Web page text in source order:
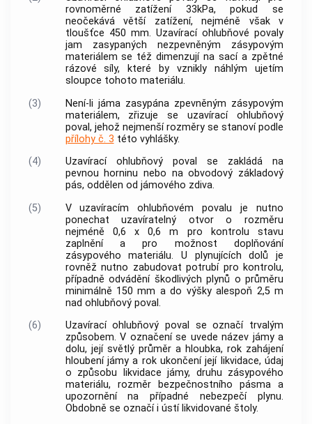
rovnoměrné zatížení 33kPa, pokud se
neočekává větší zatížení, nejméně však v
tloušťce 450 mm. Uzavírací ohlubňové povaly
jam zasypaných nezpevněným zásypovým
materiálem se též dimenzují na sací a zpětné
rázové síly, které by vznikly náhlým ujetím
sloupce tohoto materiálu.
(3)
Není-li jáma zasypána zpevněným zásypovým
materiálem, zřizuje se uzavírací ohlubňový
poval, jehož nejmenší rozměry se stanoví podle
přílohy č. 3 této vyhlášky.
(4)
Uzavírací ohlubňový poval se zakládá na
pevnou horninu nebo na obvodový základový
pás, oddělen od jámového zdiva.
(5)
V uzavíracím ohlubňovém povalu je nutno
ponechat uzavíratelný otvor o rozměru
nejméně 0,6 x 0,6 m pro kontrolu stavu
zaplnění a pro možnost doplňování
zásypového materiálu. U plynujících dolů je
rovněž nutno zabudovat potrubí pro kontrolu,
případně odvádění škodlivých plynů o průměru
minimálně 150 mm a do výšky alespoň 2,5 m
nad ohlubňový poval.
(6)
Uzavírací ohlubňový poval se označí trvalým
způsobem. V označení se uvede název jámy a
dolu, její světlý průměr a hloubka, rok zahájení
hloubení jámy a rok ukončení její likvidace, údaj
o způsobu likvidace jámy, druhu zásypového
materiálu, rozměr bezpečnostního pásma a
upozornění na případné nebezpečí plynu.
Obdobně se označí i ústí likvidované štoly.